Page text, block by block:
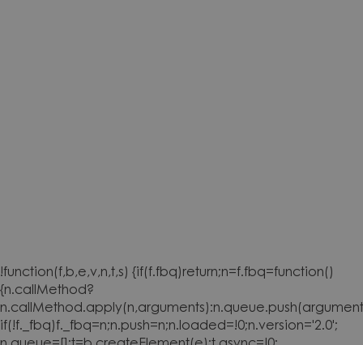
!function(f,b,e,v,n,t,s) {if(f.fbq)return;n=f.fbq=function()
{n.callMethod?
if(!f._fbq)f._fbq=n;n.push=n;n.loaded=!0;n.version='2.0';